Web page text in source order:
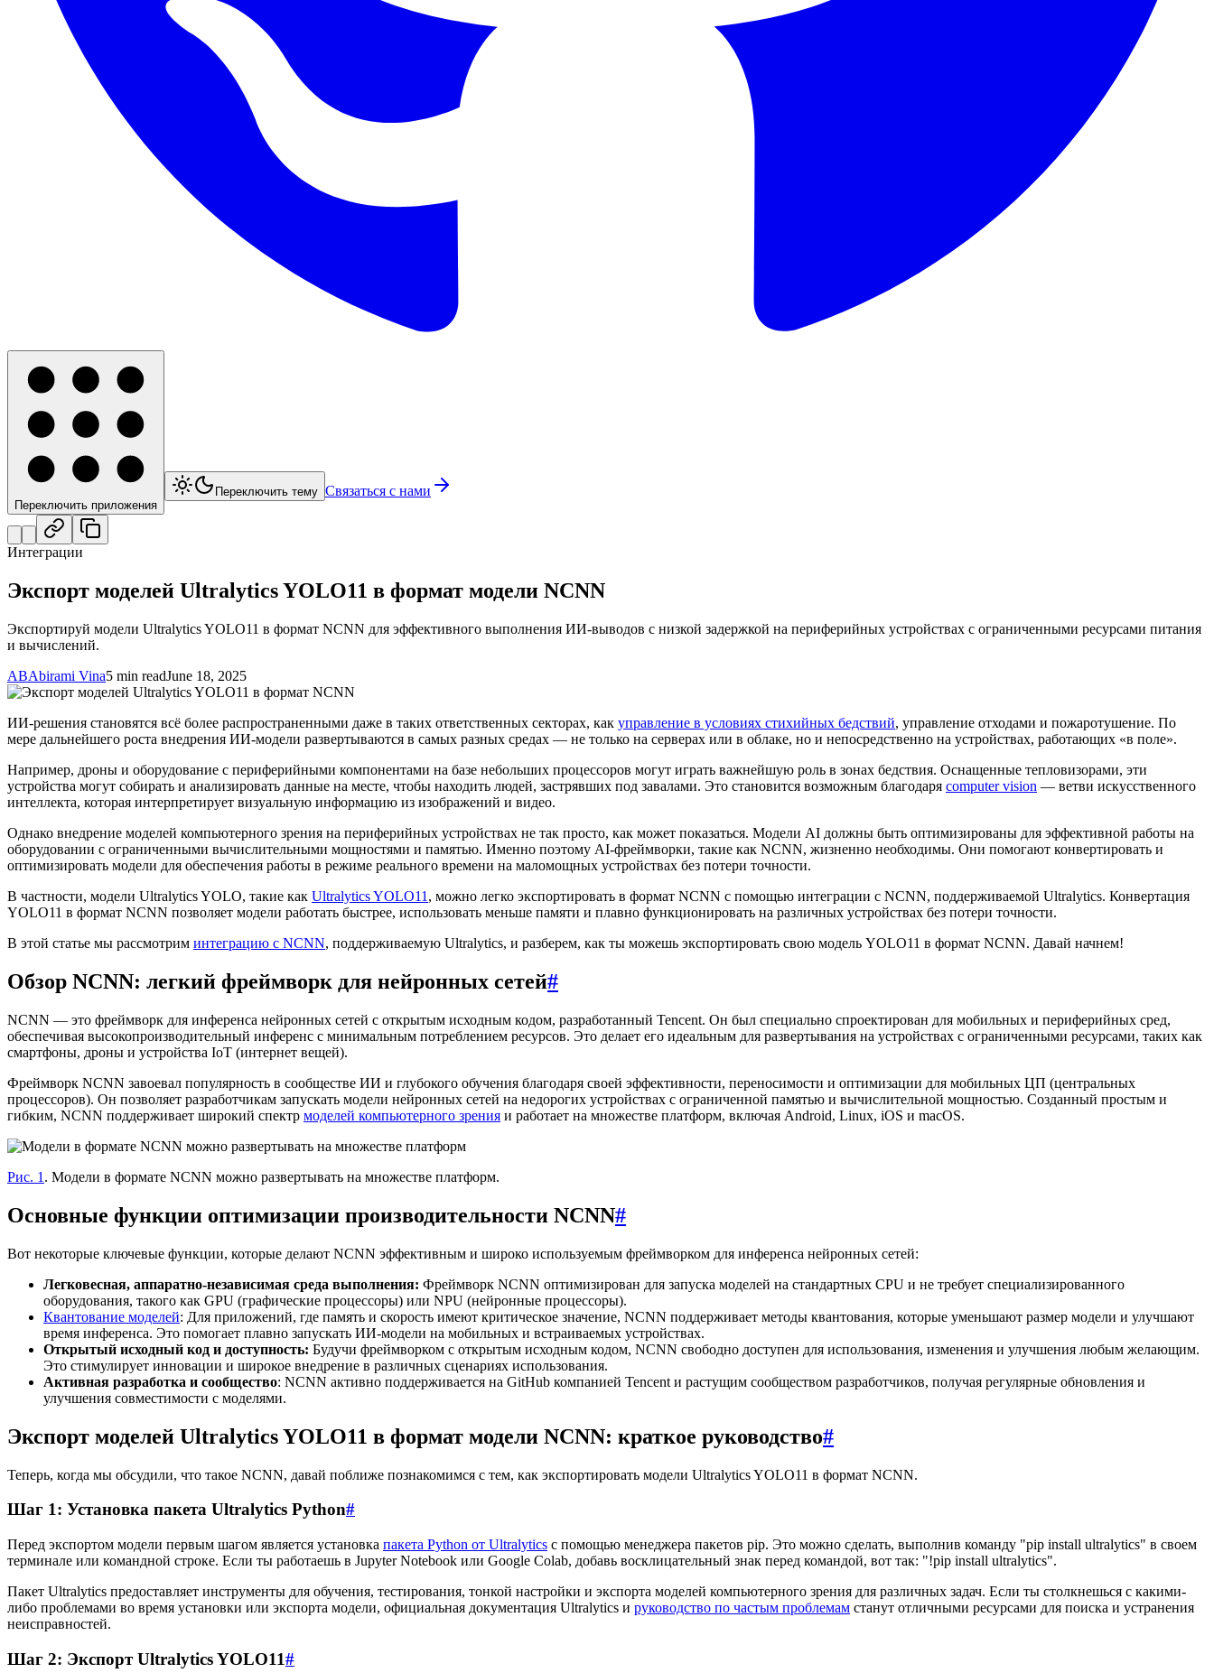
Переключить приложения
Переключить тему Связаться с нами
Интеграции
Экспорт моделей Ultralytics YOLO11 в формат модели NCNN
Экспортируй модели Ultralytics YOLO11 в формат NCNN для эффективного выполнения ИИ-выводов с низкой задержкой на периферийных устройствах с ограниченными ресурсами питания
и вычислений.
ABAbirami Vina5 min readJune 18, 2025
ИИ-решения становятся всё более распространенными даже в таких ответственных секторах, как управление в условиях стихийных бедствий, управление отходами и пожаротушение. По
мере дальнейшего роста внедрения ИИ-модели развертываются в самых разных средах — не только на серверах или в облаке, но и непосредственно на устройствах, работающих «в поле».
Например, дроны и оборудование с периферийными компонентами на базе небольших процессоров могут играть важнейшую роль в зонах бедствия. Оснащенные тепловизорами, эти
устройства могут собирать и анализировать данные на месте, чтобы находить людей, застрявших под завалами. Это становится возможным благодаря computer vision — ветви искусственного
интеллекта, которая интерпретирует визуальную информацию из изображений и видео.
Однако внедрение моделей компьютерного зрения на периферийных устройствах не так просто, как может показаться. Модели AI должны быть оптимизированы для эффективной работы на
оборудовании с ограниченными вычислительными мощностями и памятью. Именно поэтому AI-фреймворки, такие как NCNN, жизненно необходимы. Они помогают конвертировать и
оптимизировать модели для обеспечения работы в режиме реального времени на маломощных устройствах без потери точности.
В частности, модели Ultralytics YOLO, такие как Ultralytics YOLO11 , можно легко экспортировать в формат NCNN с помощью интеграции с NCNN, поддерживаемой Ultralytics. Конвертация
YOLO11 в формат NCNN позволяет модели работать быстрее, использовать меньше памяти и плавно функционировать на различных устройствах без потери точности.
В этой статье мы рассмотрим интеграцию с NCNN, поддерживаемую Ultralytics, и разберем, как ты можешь экспортировать свою модель YOLO11 в формат NCNN. Давай начнем!
Обзор NCNN: легкий фреймворк для нейронных сетей#
NCNN — это фреймворк для инференса нейронных сетей с открытым исходным кодом, разработанный Tencent. Он был специально спроектирован для мобильных и периферийных сред,
обеспечивая высокопроизводительный инференс с минимальным потреблением ресурсов. Это делает его идеальным для развертывания на устройствах с ограниченными ресурсами, таких как
смартфоны, дроны и устройства IoT (интернет вещей).
Фреймворк NCNN завоевал популярность в сообществе ИИ и глубокого обучения благодаря своей эффективности, переносимости и оптимизации для мобильных ЦП (центральных
процессоров). Он позволяет разработчикам запускать модели нейронных сетей на недорогих устройствах с ограниченной памятью и вычислительной мощностью. Созданный простым и
гибким, NCNN поддерживает широкий спектр моделей компьютерного зрения и работает на множестве платформ, включая Android, Linux, iOS и macOS.
Рис. 1 . Модели в формате NCNN можно развертывать на множестве платформ.
Основные функции оптимизации производительности NCNN#
Вот некоторые ключевые функции, которые делают NCNN эффективным и широко используемым фреймворком для инференса нейронных сетей:
Легковесная, аппаратно-независимая среда выполнения: Фреймворк NCNN оптимизирован для запуска моделей на стандартных CPU и не требует специализированного
оборудования, такого как GPU (графические процессоры) или NPU (нейронные процессоры).
Квантование моделей: Для приложений, где память и скорость имеют критическое значение, NCNN поддерживает методы квантования, которые уменьшают размер модели и улучшают
время инференса. Это помогает плавно запускать ИИ-модели на мобильных и встраиваемых устройствах.
Открытый исходный код и доступность: Будучи фреймворком с открытым исходным кодом, NCNN свободно доступен для использования, изменения и улучшения любым желающим.
Это стимулирует инновации и широкое внедрение в различных сценариях использования.
Активная разработка и сообщество: NCNN активно поддерживается на GitHub компанией Tencent и растущим сообществом разработчиков, получая регулярные обновления и
улучшения совместимости с моделями.
Экспорт моделей Ultralytics YOLO11 в формат модели NCNN: краткое руководство#
Теперь, когда мы обсудили, что такое NCNN, давай поближе познакомимся с тем, как экспортировать модели Ultralytics YOLO11 в формат NCNN.
Шаг 1: Установка пакета Ultralytics Python#
Перед экспортом модели первым шагом является установка пакета Python от Ultralytics с помощью менеджера пакетов pip. Это можно сделать, выполнив команду "pip install ultralytics" в своем
терминале или командной строке. Если ты работаешь в Jupyter Notebook или Google Colab, добавь восклицательный знак перед командой, вот так: "!pip install ultralytics".
Пакет Ultralytics предоставляет инструменты для обучения, тестирования, тонкой настройки и экспорта моделей компьютерного зрения для различных задач. Если ты столкнешься с какими-
либо проблемами во время установки или экспорта модели, официальная документация Ultralytics и руководство по частым проблемам станут отличными ресурсами для поиска и устранения
неисправностей.
Шаг 2: Экспорт Ultralytics YOLO11#